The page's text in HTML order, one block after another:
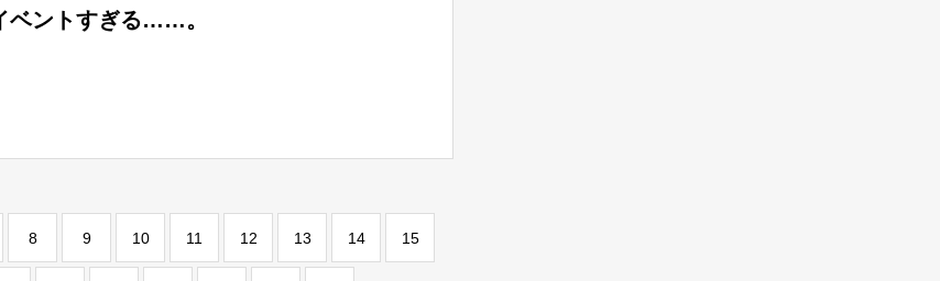
ベントすぎる……。
8 9 10 11 12 13 14 15